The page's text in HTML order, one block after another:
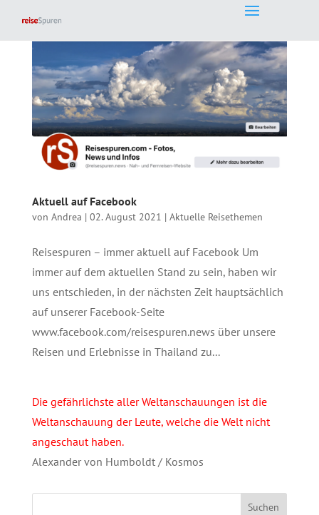
Aktuell auf Facebook
von Andrea | 02. August 2021 | Aktuelle Reisethemen
Reisespuren – immer aktuell auf Facebook Um
immer auf dem aktuellen Stand zu sein, haben wir
uns entschieden, in der nächsten Zeit hauptsächlich
auf unserer Facebook-Seite
www.facebook.com/reisespuren.news über unsere
Reisen und Erlebnisse in Thailand zu...
Die gefährlichste aller Weltanschauungen ist die
Weltanschauung der Leute, welche die Welt nicht
angeschaut haben.
Alexander von Humboldt / Kosmos